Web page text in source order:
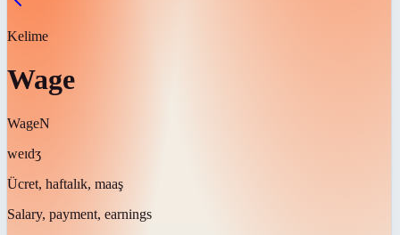
Kelime
Wage
WageN
weɪdʒ
Ücret, haftalık, maaş
Salary, payment, earnings